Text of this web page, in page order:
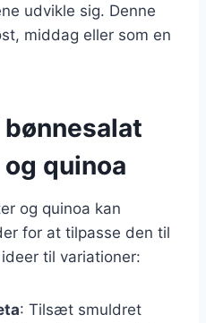
udvikle sig. Denne
middag eller som en
quinoa
og quinoa kan
for at tilpasse den til
til variationer:
: Tilsæt smuldret